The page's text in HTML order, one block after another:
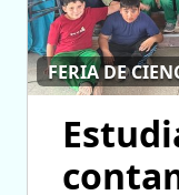
FERIA DE